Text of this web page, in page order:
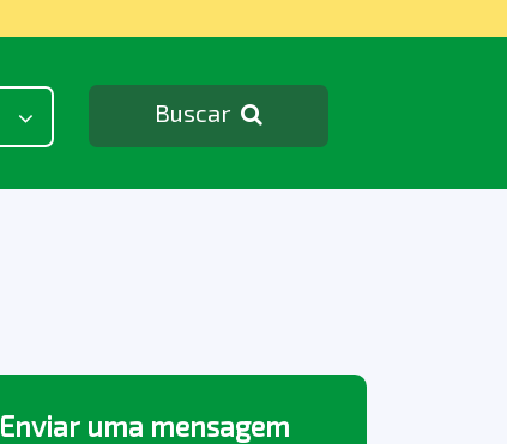
Buscar
Enviar uma mensagem